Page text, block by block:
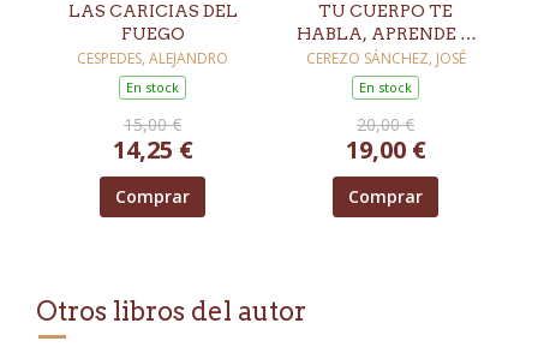
LAS CARICIAS DEL
FUEGO
CESPEDES, ALEJANDRO
En stock
15,00 €
14,25 €
Comprar
TU CUERPO TE
HABLA, APRENDE A
ESCUCHARLE
CEREZO SÁNCHEZ, JOSÉ
En stock
20,00 €
19,00 €
Comprar
Otros libros del autor